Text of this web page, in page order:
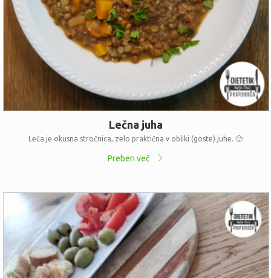
Lečna juha
Leča je okusna stročnica, zelo praktična v obliki (goste) juhe. 🙂
Preberi več